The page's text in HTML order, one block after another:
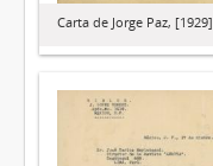
Carta de Jorge Paz, [1929]